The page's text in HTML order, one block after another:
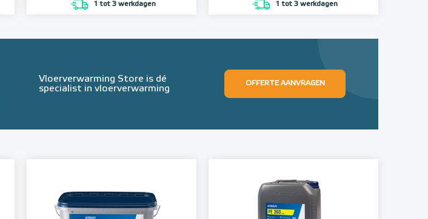
1 tot 3 werkdagen 1 tot 3 werkdagen
Vloerverwarming Store is dé
specialist in vloerverwarming
OFFERTE AANVRAGEN